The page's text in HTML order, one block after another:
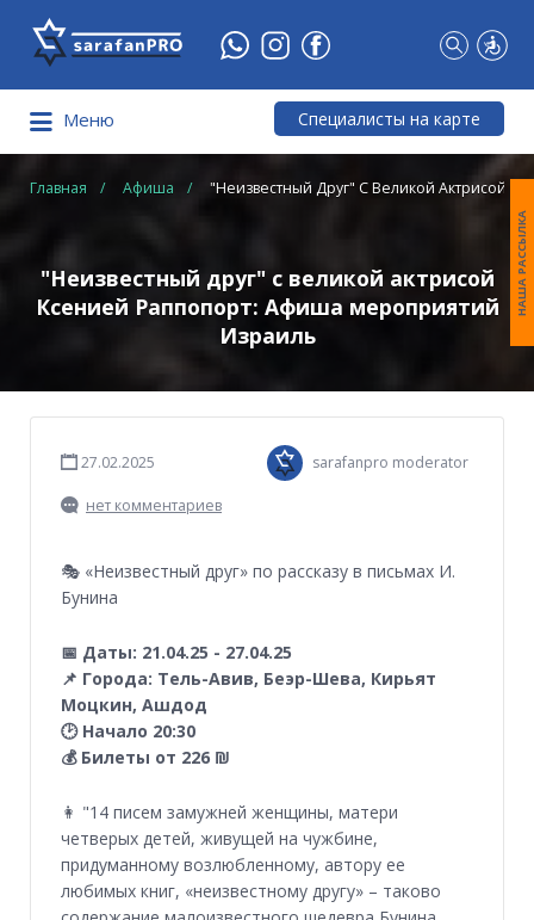
Что
Вы
ищете?
Меню Специалисты на карте
Главная Афиша "Неизвестный Друг" C Великой Актрисой
"Неизвестный друг" c великой актрисой
Ксенией Раппопорт: Афиша мероприятий
Израиль
27.02.2025 sarafanpro moderator
нет комментариев
🎭 «Неизвестный друг» по рассказу в письмах И.
Бунина
📅 Даты: 21.04.25 - 27.04.25
📌 Города: Тель-Авив, Беэр-Шева, Кирьят
Моцкин, Ашдод
🕑 Начало 20:30
💰 Билеты от 226 ₪
👩 "14 писем замужней женщины, матери
четверых детей, живущей на чужбине,
придуманному возлюбленному, автору ее
любимых книг, «неизвестному другу» – таково
НАША РАССЫЛКА